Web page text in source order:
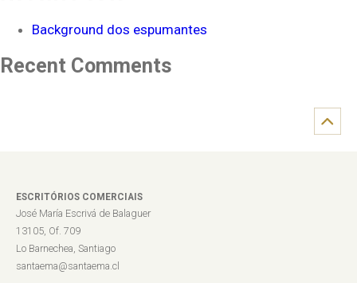
Background dos espumantes
Recent Comments
ESCRITÓRIOS COMERCIAIS
José María Escrivá de Balaguer
13105, Of. 709
Lo Barnechea, Santiago
santaema@santaema.cl